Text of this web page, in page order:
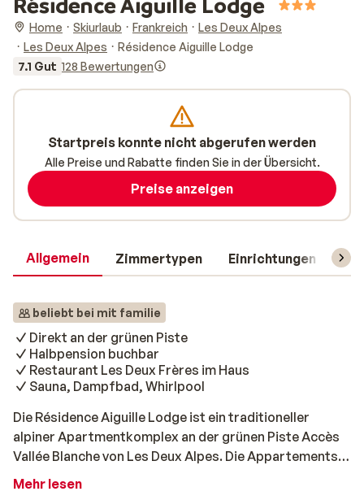
Home Skiurlaub Frankreich
Les Deux Alpes
Les Deux Alpes
Résidence Aiguille Lodge
7.1 Gut 128 Bewertungen
Allgemein Zimmertypen Einrichtungen
beliebt bei mit familie
Direkt an der grünen Piste
Halbpension buchbar
Restaurant Les Deux Frères im Haus
Sauna, Dampfbad, Whirlpool
Die Résidence Aiguille Lodge ist ein traditioneller
alpiner Apartmentkomplex an der grünen Piste Accès
Vallée Blanche von Les Deux Alpes. Die Appartements
sind mit allem ausgestattet, was man für einen
Mehr lesen
Startpreis konnte nicht abgerufen werden
Alle Preise und Rabatte finden Sie in der Übersicht.
Preise anzeigen